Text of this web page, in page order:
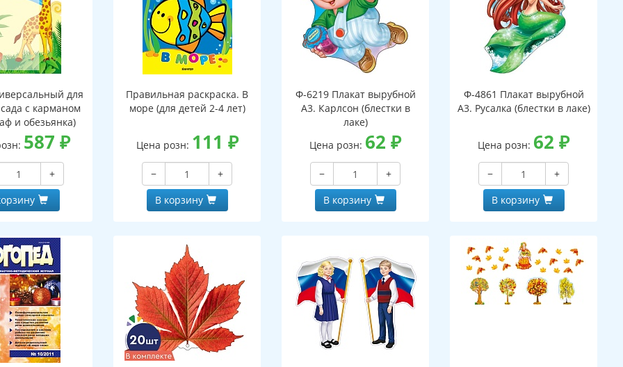
для
сада с карманом
и обезьянка)
587 ₽
+
Правильная раскраска. В
море (для детей 2-4 лет)
Цена розн: 111 ₽
−
+
В корзину
Ф-6219 Плакат вырубной
А3. Карлсон (блестки в
лаке)
Цена розн: 62₽
−
+
В корзину
Ф-4861 Плакат вырубной
А3. Русалка (блестки в лаке)
Цена розн: 62₽
−
+
В корзину